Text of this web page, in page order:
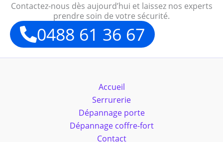
Contactez-nous dès aujourd’hui et laissez nos experts
prendre soin de votre sécurité.
0488 61 36 67
Accueil
Serrurerie
Dépannage porte
Dépannage coffre-fort
Contact